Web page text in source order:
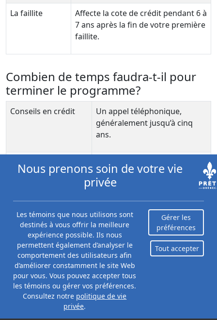
La faillite
Affecte la cote de crédit pendant 6 à
7 ans après la fin de votre première
faillite.
Combien de temps faudra-t-il pour
terminer le programme?
Conseils en crédit
Un appel téléphonique,
généralement jusqu’à cinq
ans.
Prêt de
consolidation de
1 à 5 ans, selon le niveau
d’endettement.
Programme de
consolidation de
dettes
Un appel téléphonique,
généralement jusqu’à cinq
ans.
Règlement de la
dette
Selon vos créanciers.
Proposition de
Maximum de cinq ans.
Nous prenons soin de votre vie
privée
Les témoins que nous utilisons sont
destinés à vous offrir la meilleure
expérience possible. Ils nous
permettent également d’analyser le
comportement des utilisateurs afin
d’améliorer constamment le site Web
pour vous. Vous pouvez accepter tous
les témoins ou gérer vos préférences.
Consultez notre politique de vie
privée.
Gérer les
préférences
Tout accepter